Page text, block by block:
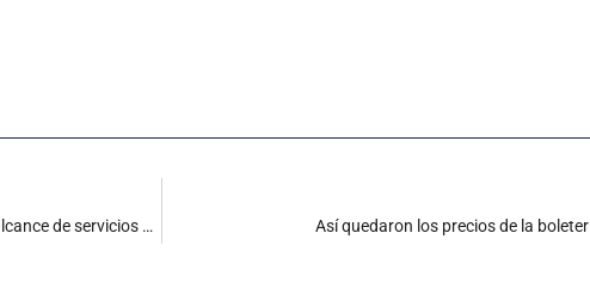
Auditoría Icontec recomienda mantener certificación de calidad y ampliar alcance de servicios a Infotep Así quedaron los precios de la